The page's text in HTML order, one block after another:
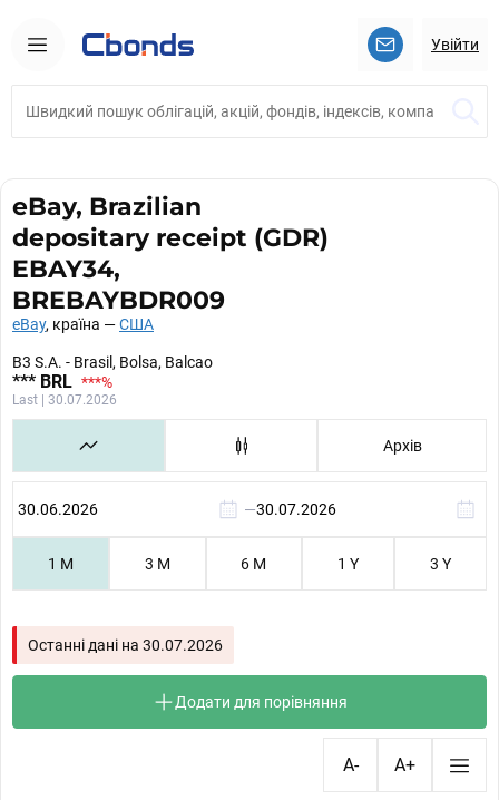
Увійти
eBay, Brazilian
depositary receipt (GDR)
EBAY34,
BREBAYBDR009
eBay, країна —США
B3 S.A. - Brasil, Bolsa, Balcao
*** BRL ***%
Last | 30.07.2026
Архів
—
1 M 3 M 6 M 1 Y 3 Y
Останні дані на 30.07.2026
Додати для порівняння
A- A+